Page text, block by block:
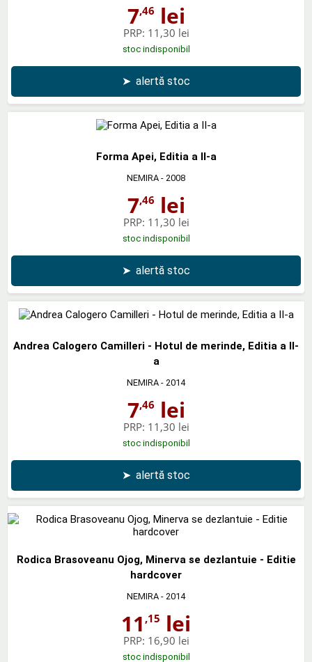
7,46 lei
PRP: 11,30 lei
stoc indisponibil
➤ alertă stoc
Forma Apei, Editia a II-a
NEMIRA - 2008
7,46 lei
PRP: 11,30 lei
stoc indisponibil
➤ alertă stoc
Andrea Calogero Camilleri - Hotul de merinde, Editia a II-
a
NEMIRA - 2014
7,46 lei
PRP: 11,30 lei
stoc indisponibil
➤ alertă stoc
Rodica Brasoveanu Ojog, Minerva se dezlantuie - Editie
hardcover
NEMIRA - 2014
11 ,15 lei
PRP: 16,90 lei
stoc indisponibil